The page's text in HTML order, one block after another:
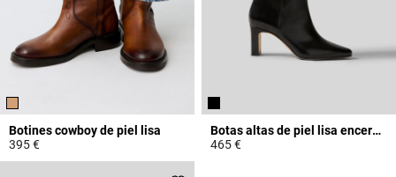
Botines cowboy de piel lisa
395 €
Botas altas de piel lisa encerada
465 €